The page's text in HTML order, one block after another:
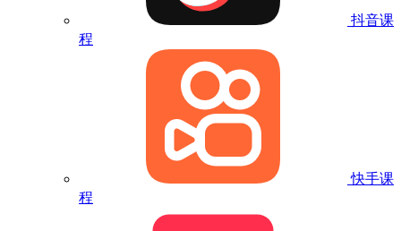
抖音课
程
快手课
程